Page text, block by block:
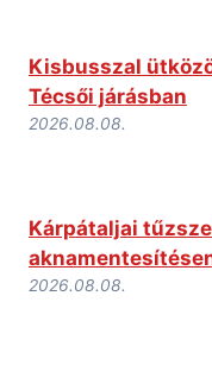
Kisbusszal
Técsői járásban
2026.08.08.
Kárpátaljai
2026.08.08.